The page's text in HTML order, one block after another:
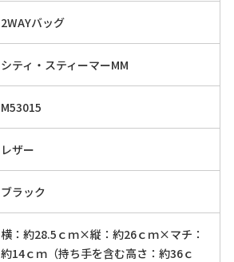
2WAYバッグ
シティ・スティーマーMM
M53015
レザー
ブラック
横：約28.5ｃｍ×縦：約26ｃｍ×マチ：
約14ｃｍ（持ち手を含む高さ：約36ｃ